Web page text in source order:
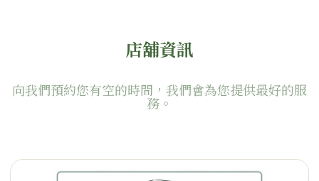
店舖資訊
向我們預約您有空的時間，我們會為您提供最好的服
務。